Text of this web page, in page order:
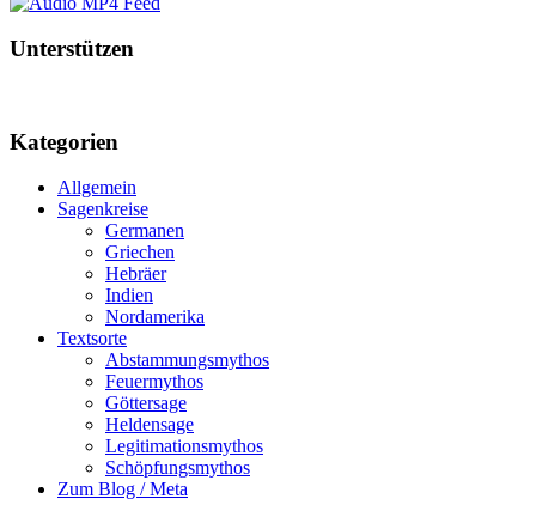
Unterstützen
Kategorien
Allgemein
Sagenkreise
Germanen
Griechen
Hebräer
Indien
Nordamerika
Textsorte
Abstammungsmythos
Feuermythos
Göttersage
Heldensage
Legitimationsmythos
Schöpfungsmythos
Zum Blog / Meta